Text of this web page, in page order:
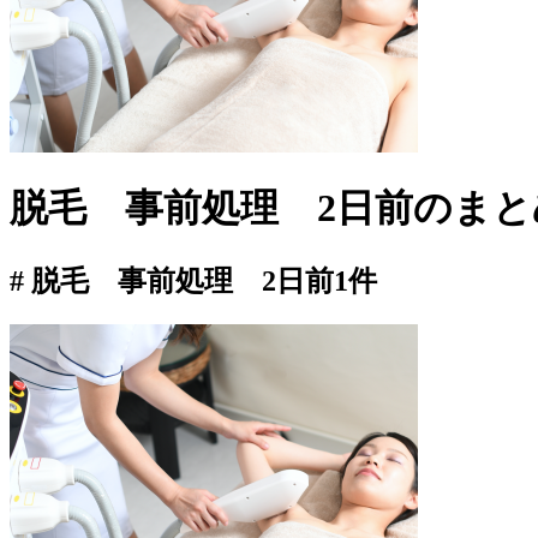
脱毛 事前処理 2日前のま
# 脱毛 事前処理 2日前1件